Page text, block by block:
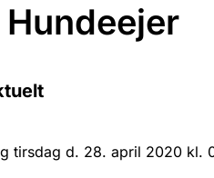
tirsdag d. 28. april 2020 kl.